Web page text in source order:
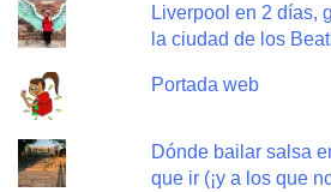
Liverpool en 2 días,
la ciudad de los
Portada web
Dónde bailar salsa
que ir (¡y a los que